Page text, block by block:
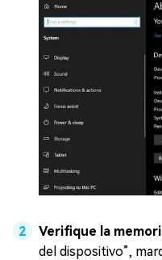
Verifique la
del dispositivo”,